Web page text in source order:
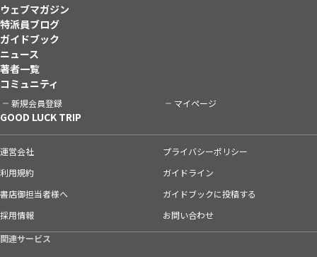
ウェブマガジン
特派員ブログ
ガイドブック
ニュース
著者一覧
コミュニティ
新規会員登録 マイページ
GOOD LUCK TRIP
運営会社
プライバシーポリシー
利用規約
ガイドライン
書店御担当者様へ
ガイドブックに投稿する
採用情報
お問い合わせ
関連サービス